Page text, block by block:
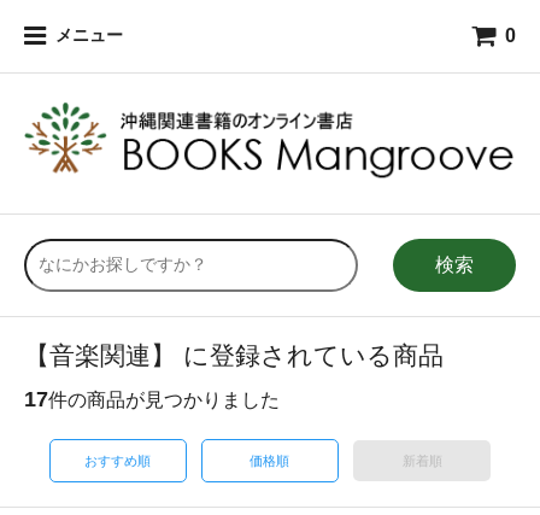
メニュー 0
検索
【音楽関連】 に登録されている商品
17件の商品が見つかりました
おすすめ順 価格順 新着順